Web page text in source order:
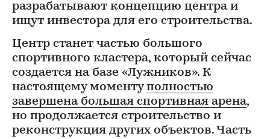
разрабатывают концепцию центра и
ищут инвестора для его строительства.
Центр станет частью большого
спортивного кластера, который сейчас
создается на базе «Лужников». К
настоящему моменту полностью
завершена большая спортивная арена,
но продолжается строительство и
реконструкция других объектов. Часть